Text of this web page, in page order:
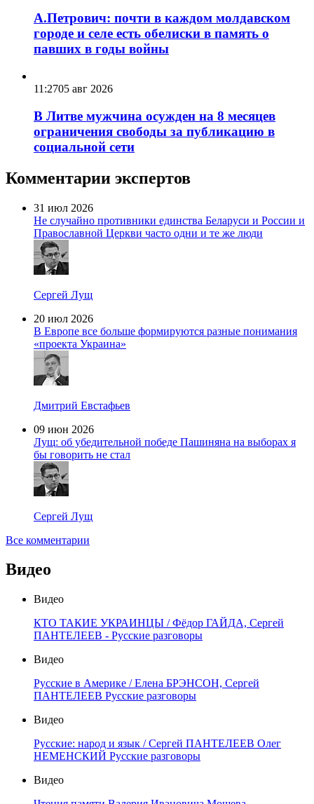
А.Петрович: почти в каждом молдавском
городе и селе есть обелиски в память о
павших в годы войны
11:2705 авг 2026
В Литве мужчина осужден на 8 месяцев
ограничения свободы за публикацию в
социальной сети
Комментарии экспертов
31 июл 2026
Не случайно противники единства Беларуси и России и
Православной Церкви часто одни и те же люди
Сергей Лущ
20 июл 2026
В Европе все больше формируются разные понимания
«проекта Украина»
Дмитрий Евстафьев
09 июн 2026
Лущ: об убедительной победе Пашиняна на выборах я
бы говорить не стал
Сергей Лущ
Все комментарии
Видео
Видео
КТО ТАКИЕ УКРАИНЦЫ / Фёдор ГАЙДА, Сергей
ПАНТЕЛЕЕВ - Русские разговоры
Видео
Русские в Америке / Елена БРЭНСОН, Сергей
ПАНТЕЛЕЕВ Русские разговоры
Видео
Русские: народ и язык / Сергей ПАНТЕЛЕЕВ Олег
НЕМЕНСКИЙ Русские разговоры
Видео